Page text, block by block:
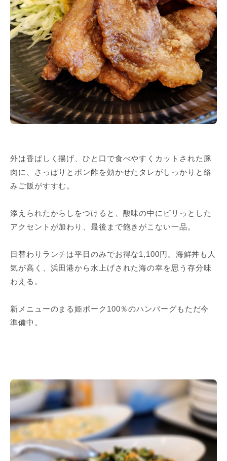
外は香ばしく揚げ、ひと口で食べやすくカットされた豚
肉に、さっぱりとポン酢を効かせたタレがしっかりと絡
みご飯がすすむ。
添えられたからしをつけると、酸味の中にピリっとした
アクセントが加わり、最後まで飽きがこない一品。
日替わりランチは平日のみでお得な1,100円。海鮮丼も人
気が高く、浜田港から水上げされた海の幸を思う存分味
わえる。
新メニューのまる姫ポーク100％のハンバーグもただ今
準備中。